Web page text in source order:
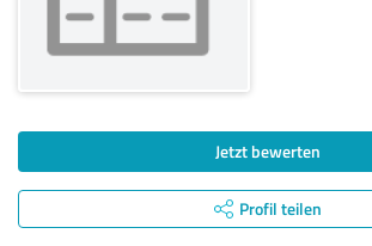
Jetzt bewerten
Profil teilen